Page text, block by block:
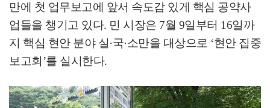
만에 첫 업무보고에 앞서 속도감 있게 핵심 공약사
업들을 챙기고 있다. 민 시장은 7월 9일부터 16일까
지 핵심 현안 분야 실·국·소만을 대상으로 ‘현안 집중
보고회 ’를 실시한다.